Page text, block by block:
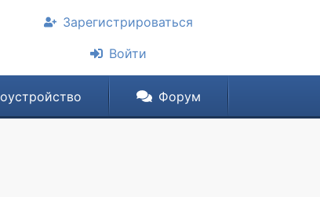
Зарегистрироваться
Войти
Форум